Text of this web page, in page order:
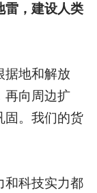
雷，建设人类
据地和解放
再向周边扩
固。我们的货
和科技实力都